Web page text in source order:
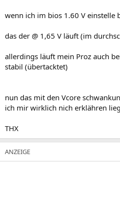
wenn ich im bios 1.60 V einstelle
das der @ 1,65 V läuft (im
allerdings läuft mein Proz auch
stabil (übertacktet)
nun das mit den Vcore
ich mir wirklich nich erklähren
THX